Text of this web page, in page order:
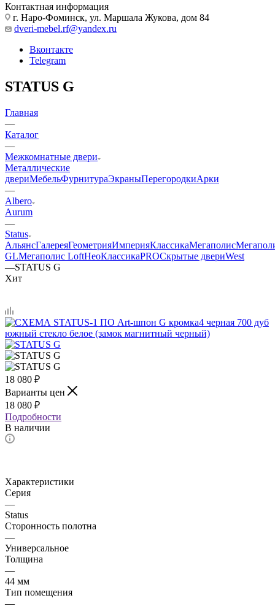
Контактная информация
г. Наро-Фоминск, ул. Маршала Жукова, дом 84
dveri-mebel.rf@yandex.ru
Вконтакте
Telegram
STATUS G
Главная
—
Каталог
—
Межкомнатные двери
Металлические
двериМебельФурнитураЭкраныПерегородкиАрки
—
Albero
Aurum
—
Status
АльянсГалереяГеометрияИмперияКлассикаМегаполис
GLМегаполис LoftНеоКлассикаPROСкрытые двериWest
—STATUS G
Хит
18 080 ₽
Варианты цен
18 080 ₽
Подробности
В наличии
Характеристики
Серия
—
Status
Сторонность полотна
—
Универсальное
Толщина
—
44 мм
Тип помещения
—